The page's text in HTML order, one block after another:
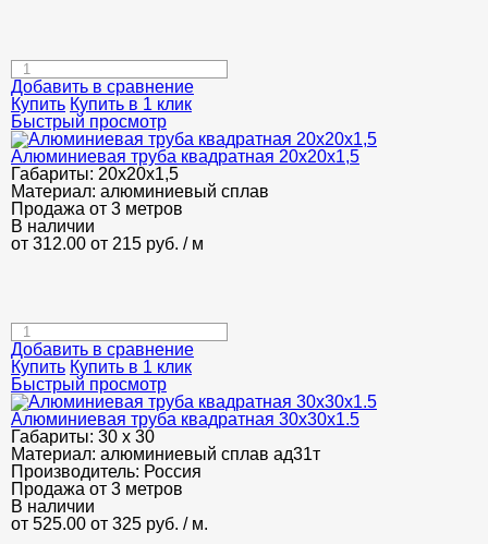
Добавить в сравнение
Купить Купить в 1 клик
Быстрый просмотр
Алюминиевая труба квадратная 20х20х1,5
Габариты: 20х20х1,5
Материал: алюминиевый сплав
Продажа от 3 метров
В наличии
от 312.00 от 215 руб. / м
Добавить в сравнение
Купить Купить в 1 клик
Быстрый просмотр
Алюминиевая труба квадратная 30х30х1.5
Габариты: 30 х 30
Материал: алюминиевый сплав ад31т
Производитель: Россия
Продажа от 3 метров
В наличии
от 525.00 от 325 руб. / м.